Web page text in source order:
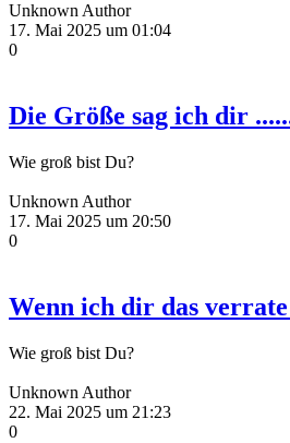
Unknown Author
17. Mai 2025 um 01:04
0
Die Größe sag ich dir
Wie groß bist Du?
Unknown Author
17. Mai 2025 um 20:50
0
Wenn ich dir das verrate
Wie groß bist Du?
Unknown Author
22. Mai 2025 um 21:23
0